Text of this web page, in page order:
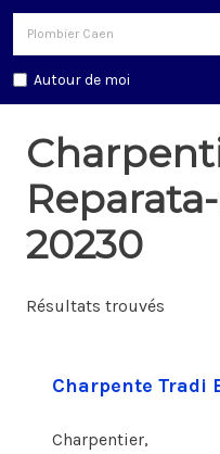
Autour de moi
20230
Résultats trouvés
Charpente Tradi
Charpentier,